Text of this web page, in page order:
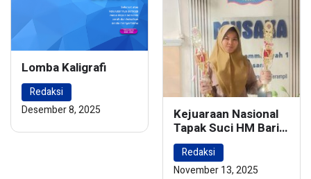
Lomba Kaligrafi
Redaksi
Desember 8, 2025
Kejuaraan Nasional
Tapak Suci HM Barie
Rsyad Championship
2024
Redaksi
November 13, 2025